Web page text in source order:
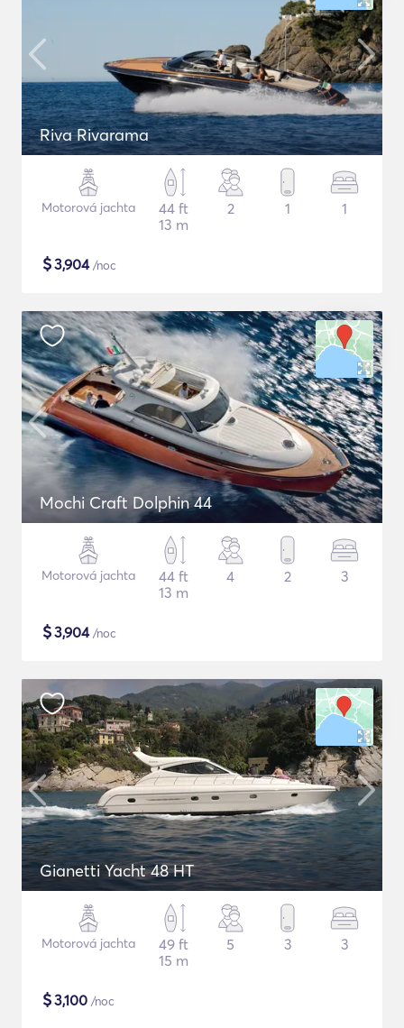
Riva Rivarama
Motorová jachta
44 ft
13 m
2 1 1
$3,904/noc
Mochi Craft Dolphin 44
Motorová jachta
44 ft
13 m
4 2 3
$3,904/noc
Gianetti Yacht 48 HT
Motorová jachta
49 ft
15 m
5 3 3
$3,100 /noc